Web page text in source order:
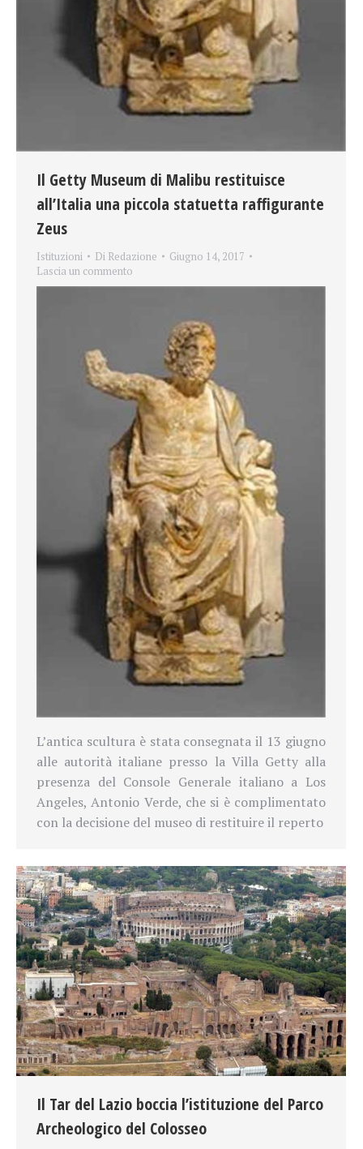
Il Getty Museum di Malibu restituisce
all’Italia una piccola statuetta raffigurante
Zeus
Istituzioni Di Redazione
Giugno 14, 2017
Lascia un commento
L’antica scultura è stata consegnata il 13 giugno
alle autorità italiane presso la Villa Getty alla
presenza del Console Generale italiano a Los
Angeles, Antonio Verde, che si è complimentato
con la decisione del museo di restituire il reperto
Il Tar del Lazio boccia l’istituzione del Parco
Archeologico del Colosseo